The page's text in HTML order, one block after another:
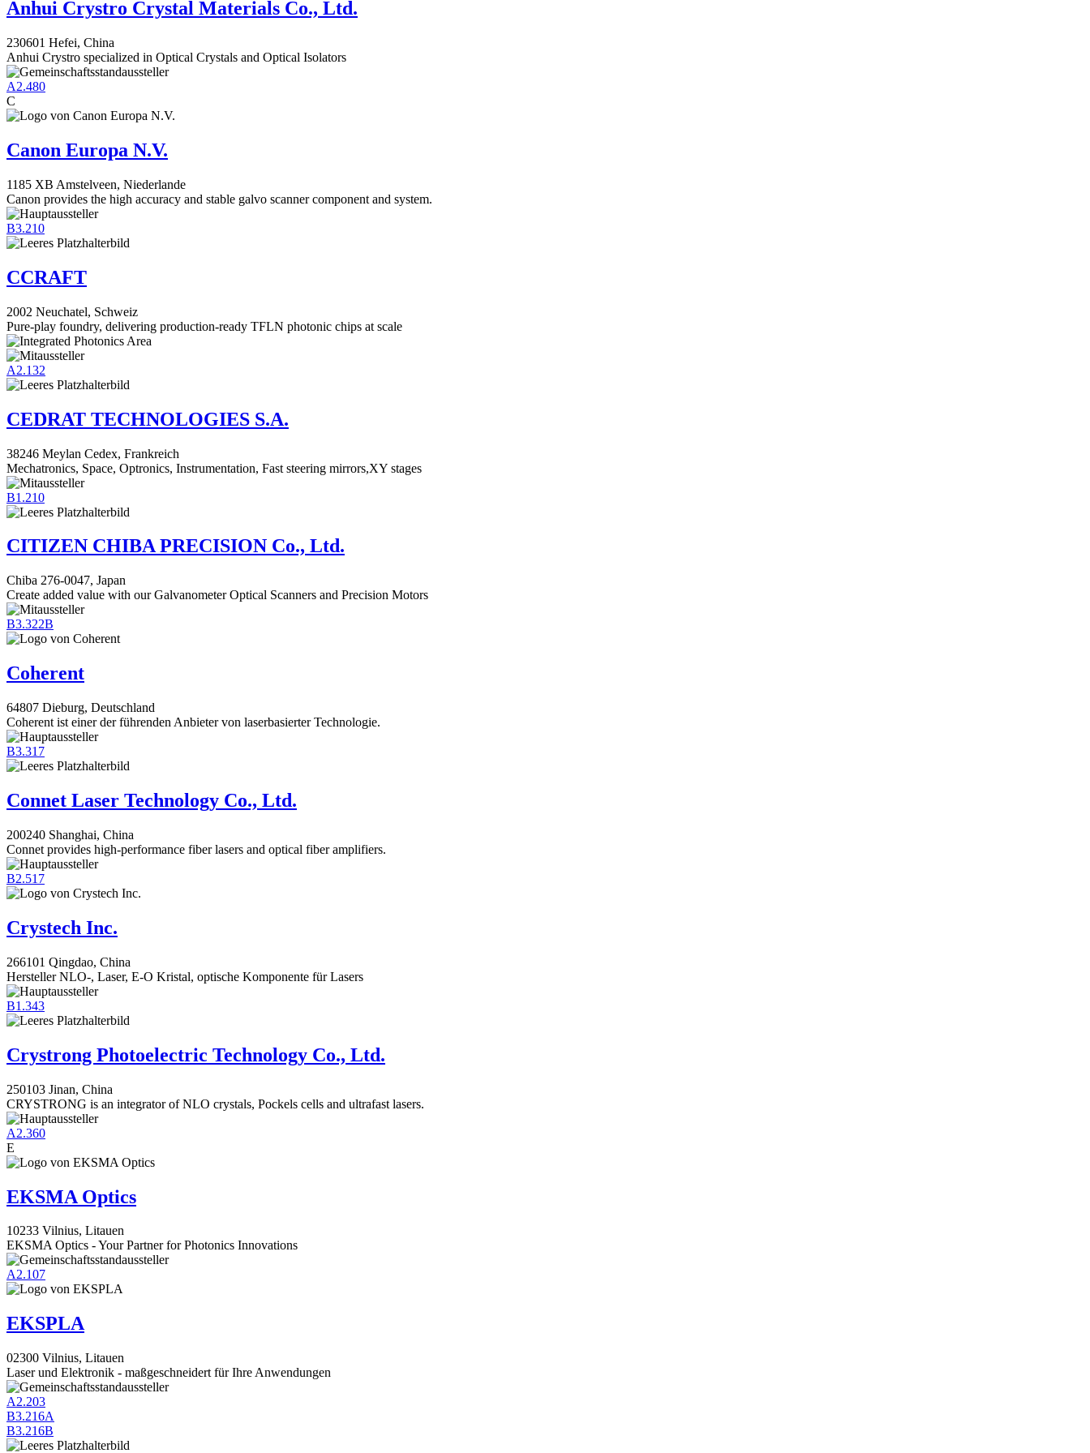
Anhui Crystro Crystal Materials Co., Ltd.
230601 Hefei, China
Anhui Crystro specialized in Optical Crystals and Optical Isolators
A2.480
C
Canon Europa N.V.
1185 XB Amstelveen, Niederlande
Canon provides the high accuracy and stable galvo scanner component and system.
B3.210
CCRAFT
2002 Neuchatel, Schweiz
Pure-play foundry, delivering production-ready TFLN photonic chips at scale
A2.132
CEDRAT TECHNOLOGIES S.A.
38246 Meylan Cedex, Frankreich
Mechatronics, Space, Optronics, Instrumentation, Fast steering mirrors,XY stages
B1.210
CITIZEN CHIBA PRECISION Co., Ltd.
Chiba 276-0047, Japan
Create added value with our Galvanometer Optical Scanners and Precision Motors
B3.322B
Coherent
64807 Dieburg, Deutschland
Coherent ist einer der führenden Anbieter von laserbasierter Technologie.
B3.317
Connet Laser Technology Co., Ltd.
200240 Shanghai, China
Connet provides high-performance fiber lasers and optical fiber amplifiers.
B2.517
Crystech Inc.
266101 Qingdao, China
Hersteller NLO-, Laser, E-O Kristal, optische Komponente für Lasers
B1.343
Crystrong Photoelectric Technology Co., Ltd.
250103 Jinan, China
CRYSTRONG is an integrator of NLO crystals, Pockels cells and ultrafast lasers.
A2.360
E
EKSMA Optics
10233 Vilnius, Litauen
EKSMA Optics - Your Partner for Photonics Innovations
A2.107
EKSPLA
02300 Vilnius, Litauen
Laser und Elektronik - maßgeschneidert für Ihre Anwendungen
A2.203
B3.216A
B3.216B